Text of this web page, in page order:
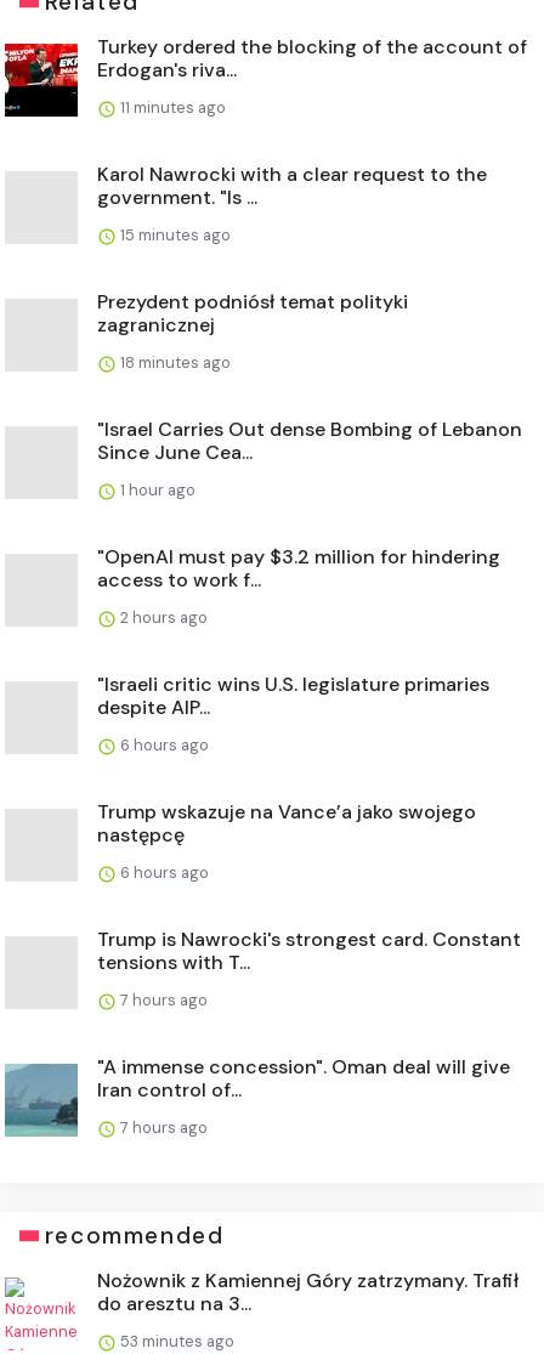
Turkey ordered the blocking of the account of
Erdogan's riva...
11 minutes ago
Karol Nawrocki with a clear request to the
government. "Is ...
15 minutes ago
Prezydent podniósł temat polityki
zagranicznej
18 minutes ago
"Israel Carries Out dense Bombing of Lebanon
Since June Cea...
1 hour ago
"OpenAI must pay $3.2 million for hindering
access to work f...
2 hours ago
"Israeli critic wins U.S. legislature primaries
despite AIP...
6 hours ago
Trump wskazuje na Vance’a jako swojego
następcę
6 hours ago
Trump is Nawrocki's strongest card. Constant
tensions with T...
7 hours ago
"A immense concession". Oman deal will give
Iran control of...
7 hours ago
recommended
Nożownik z Kamiennej Góry zatrzymany. Trafił
do aresztu na 3...
53 minutes ago